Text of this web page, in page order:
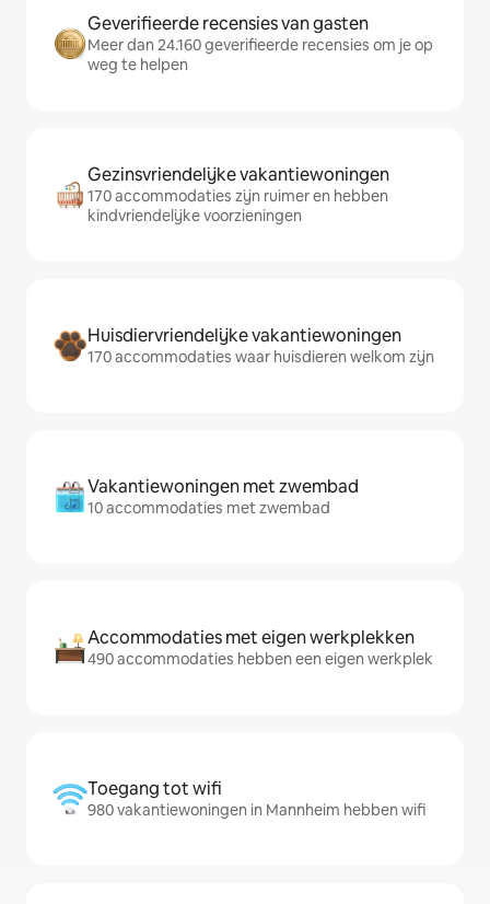
Geverifieerde recensies van gasten
Meer dan 24.160 geverifieerde recensies om je op
weg te helpen
Gezinsvriendelijke vakantiewoningen
170 accommodaties zijn ruimer en hebben
kindvriendelijke voorzieningen
Huisdiervriendelijke vakantiewoningen
170 accommodaties waar huisdieren welkom zijn
Vakantiewoningen met zwembad
10 accommodaties met zwembad
Accommodaties met eigen werkplekken
490 accommodaties hebben een eigen werkplek
Toegang tot wifi
980 vakantiewoningen in Mannheim hebben wifi